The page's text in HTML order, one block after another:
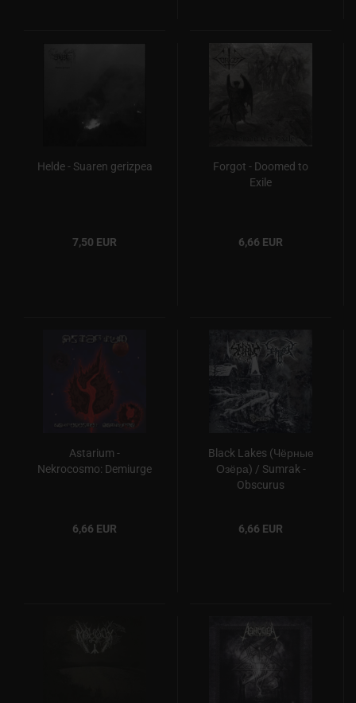
Helde - Suaren gerizpea
7,50 EUR
Forgot - Doomed to
Exile
6,66 EUR
Astarium -
Nekrocosmo: Demiurge
6,66 EUR
Black Lakes (Чёрные
Озёра) / Sumrak -
Obscurus
6,66 EUR